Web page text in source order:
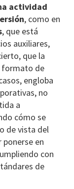
actividad
, como en
, que está
auxiliares,
que la
formato de
engloba
no
a
cómo se
de vista del
en
con
de